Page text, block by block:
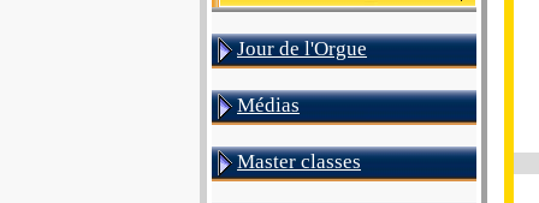
Jour de l'Orgue
Médias
Master classes